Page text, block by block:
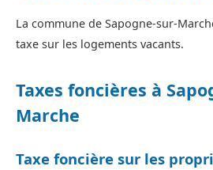
La commune de Sapogne-sur-
taxe sur les logements vacants.
Taxes foncières à
Marche
Taxe foncière sur les